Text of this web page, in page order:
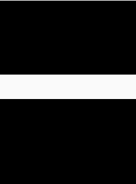
マイページ内のアルバム
ることになりますのでそち